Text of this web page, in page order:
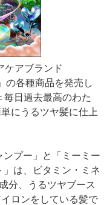
ケアブランド
の各種商品を発売し
毎日過去最高のわた
にうるツヤ髪に仕上
ンプー」と「ミーミー
」は、ビタミン・ミネ
分、うるツヤブース
ロンをしている髪で